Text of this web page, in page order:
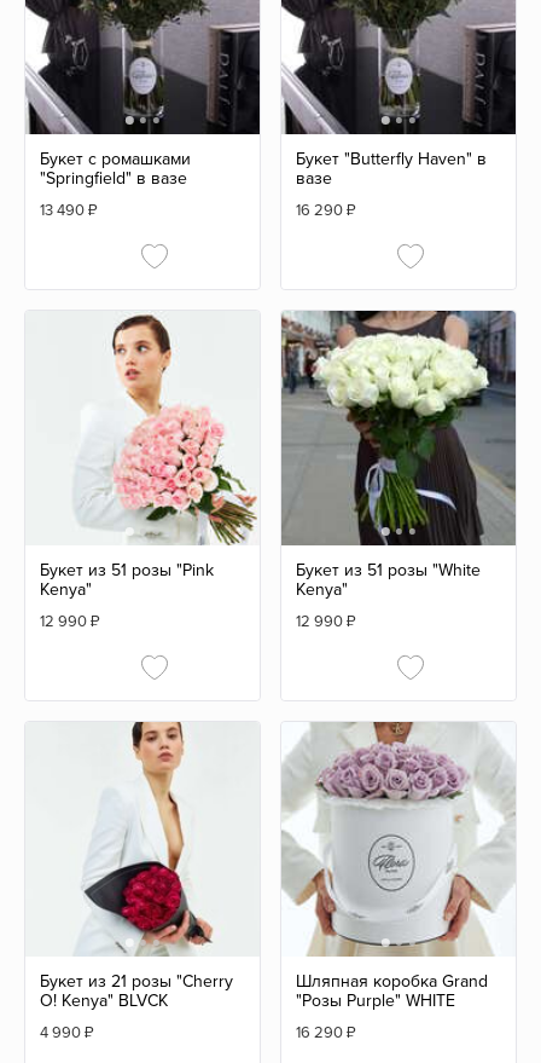
Букет с ромашками
"Springfield" в вазе
13 490₽
Букет "Butterfly Haven" в
вазе
16 290₽
Букет из 51 розы "Pink
Kenya"
12 990₽
Букет из 51 розы "White
Kenya"
12 990₽
Букет из 21 розы "Cherry
O! Kenya" BLVCK
4 990₽
Шляпная коробка Grand
"Розы Purple" WHITE
16 290₽